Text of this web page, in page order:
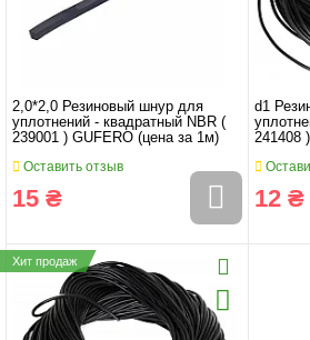
2,0*2,0 Резиновый шнур для
уплотнений - квадратный NBR (
239001 ) GUFERO (цена за 1м)
Оставить отзыв
15 ₴
d1
241408
12 ₴
Хит продаж